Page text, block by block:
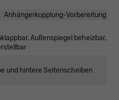
Anhängerkupplung-Vorbereitung
Außenspiegel beheizbar,
und hintere Seitenscheiben